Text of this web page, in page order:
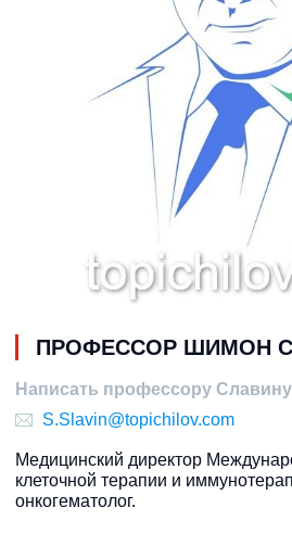
ПРОФЕССОР ШИМОН
Написать профессору Славину
S.Slavin@topichilov.com
Медицинский директор
клеточной терапии и
онкогематолог.